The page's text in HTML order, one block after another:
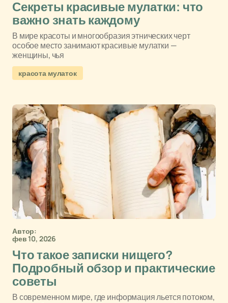
Секреты красивые мулатки: что
важно знать каждому
В мире красоты и многообразия этнических черт
особое место занимают красивые мулатки —
женщины, чья
красота мулаток
Автор:
фев 10, 2026
Что такое записки нищего?
Подробный обзор и практические
советы
В современном мире, где информация льется потоком,